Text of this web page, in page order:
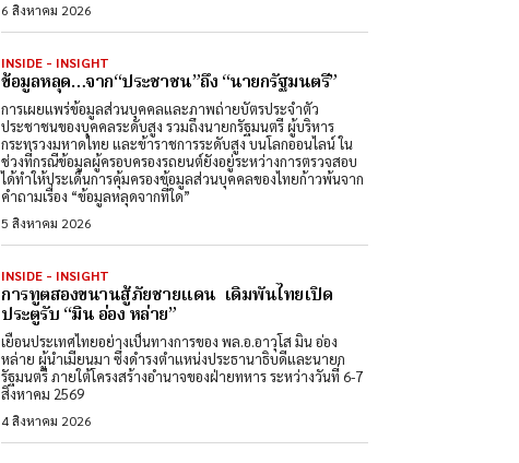
6 สิงหาคม 2026
INSIDE - INSIGHT
ข้อมูลหลุด…จาก“ประชาชน”ถึง “นายกรัฐมนตรี”
การเผยแพร่ข้อมูลส่วนบุคคลและภาพถ่ายบัตรประจำตัว
ประชาชนของบุคคลระดับสูง รวมถึงนายกรัฐมนตรี ผู้บริหาร
กระทรวงมหาดไทย และข้าราชการระดับสูง บนโลกออนไลน์ ใน
ช่วงที่กรณีข้อมูลผู้ครอบครองรถยนต์ยังอยู่ระหว่างการตรวจสอบ
ได้ทำให้ประเด็นการคุ้มครองข้อมูลส่วนบุคคลของไทยก้าวพ้นจาก
คำถามเรื่อง “ข้อมูลหลุดจากที่ใด”
5 สิงหาคม 2026
INSIDE - INSIGHT
การทูตสองขนานสู้ภัยชายแดน เดิมพันไทยเปิด
ประตูรับ “มิน อ่อง หล่าย”
เยือนประเทศไทยอย่างเป็นทางการของ พล.อ.อาวุโส มิน อ่อง
หล่าย ผู้นำเมียนมา ซึ่งดำรงตำแหน่งประธานาธิบดีและนายก
รัฐมนตรี ภายใต้โครงสร้างอำนาจของฝ่ายทหาร ระหว่างวันที่ 6-7
สิงหาคม 2569
4 สิงหาคม 2026